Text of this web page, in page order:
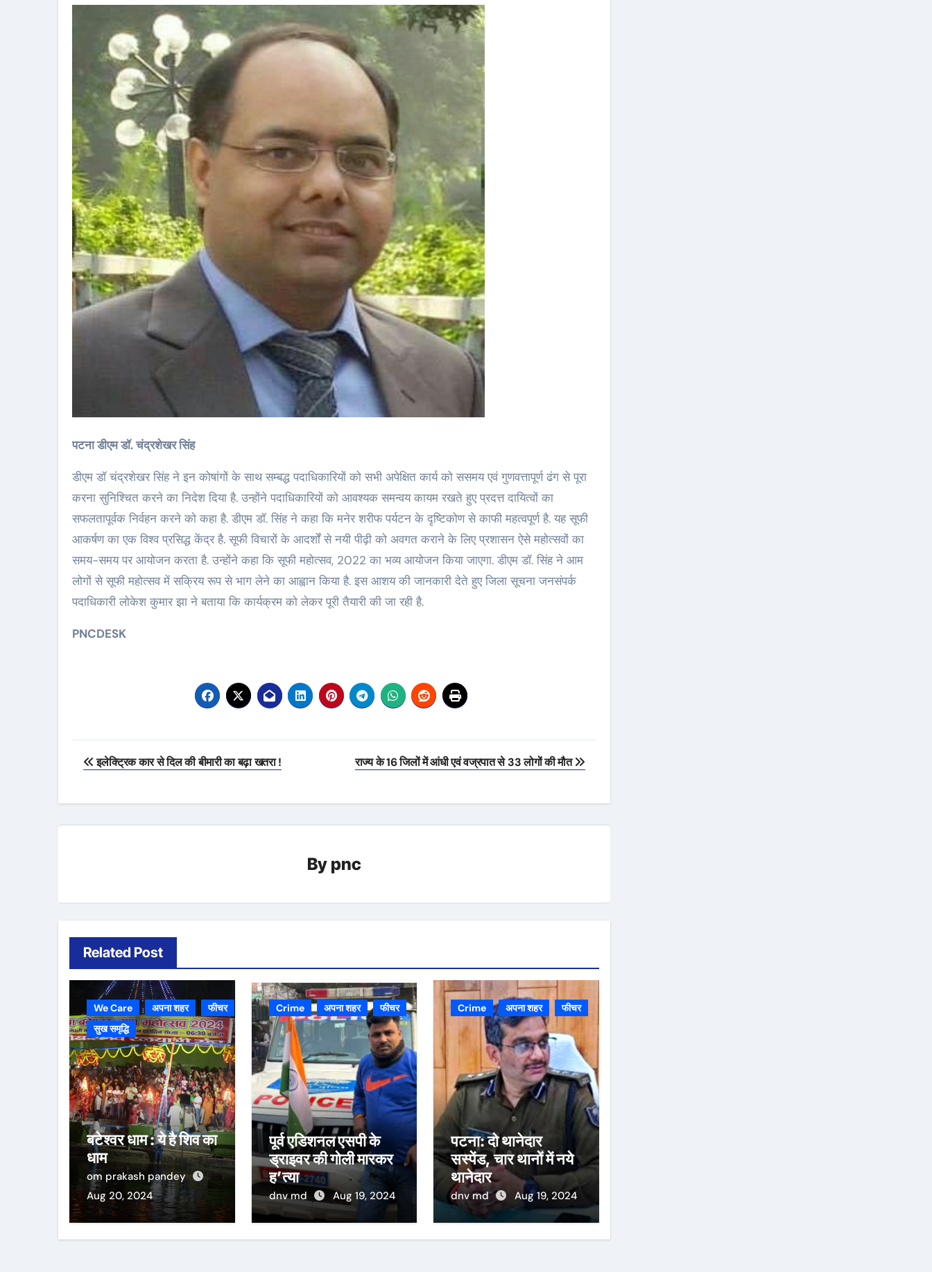
पटना डीएम डॉ. चंद्रशेखर सिंह
डीएम डॉ चंद्रशेखर सिंह ने इन कोषांगों के साथ सम्बद्ध पदाधिकारियों को सभी अपेक्षित कार्य को ससमय एवं गुणवत्तापूर्ण ढंग से पूरा
करना सुनिश्चित करने का निदेश दिया है. उन्होंने पदाधिकारियों को आवश्यक समन्वय कायम रखते हुए प्रदत्त दायित्वों का
सफलतापूर्वक निर्वहन करने को कहा है. डीएम डॉ. सिंह ने कहा कि मनेर शरीफ पर्यटन के दृष्टिकोण से काफी महत्वपूर्ण है. यह सूफी
आकर्षण का एक विश्व प्रसिद्ध केंद्र है. सूफी विचारों के आदर्शों से नयी पीढ़ी को अवगत कराने के लिए प्रशासन ऐसे महोत्सवों का
समय-समय पर आयोजन करता है. उन्होंने कहा कि सूफी महोत्सव, 2022 का भव्य आयोजन किया जाएगा. डीएम डॉ. सिंह ने आम
लोगों से सूफी महोत्सव में सक्रिय रूप से भाग लेने का आह्वान किया है. इस आशय की जानकारी देते हुए जिला सूचना जनसंपर्क
पदाधिकारी लोकेश कुमार झा ने बताया कि कार्यक्रम को लेकर पूरी तैयारी की जा रही है.
PNCDESK
Post
इलेक्ट्रिक कार से दिल की बीमारी का बढ़ा खतरा ! राज्य के 16 जिलों में आंधी एवं वज्रपात से 33 लोगों की मौत
By pnc
Related Post
We Care अपना शहर
फीचर
सुख समृद्धि
बटेश्वर धाम : ये है शिव का
धाम
om prakash pandey
Aug 20, 2024
Crime अपना शहर फीचर
पूर्व एडिशनल एसपी के
ड्राइवर की गोली मारकर
ह’त्या
dnv md Aug 19, 2024
Crime अपना शहर फीचर
पटना: दो थानेदार
सस्पेंड, चार थानों में नये
थानेदार
dnv md Aug 19, 2024